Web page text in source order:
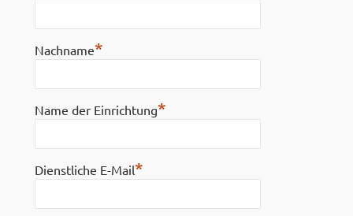
Nachname*
Name der Einrichtung*
Dienstliche E-Mail*